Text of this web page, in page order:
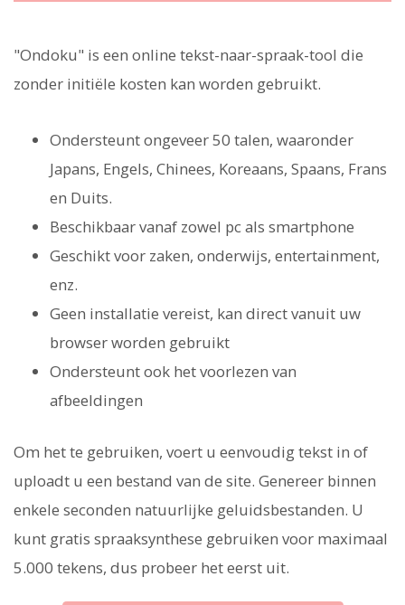
"Ondoku" is een online tekst-naar-spraak-tool die
zonder initiële kosten kan worden gebruikt.
Ondersteunt ongeveer 50 talen, waaronder
Japans, Engels, Chinees, Koreaans, Spaans, Frans
en Duits.
Beschikbaar vanaf zowel pc als smartphone
Geschikt voor zaken, onderwijs, entertainment,
enz.
Geen installatie vereist, kan direct vanuit uw
browser worden gebruikt
Ondersteunt ook het voorlezen van
afbeeldingen
Om het te gebruiken, voert u eenvoudig tekst in of
uploadt u een bestand van de site. Genereer binnen
enkele seconden natuurlijke geluidsbestanden. U
kunt gratis spraaksynthese gebruiken voor maximaal
5.000 tekens, dus probeer het eerst uit.